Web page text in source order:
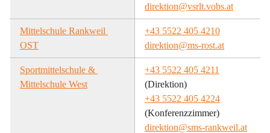
direktion@vsrlt.vobs.at
Mittelschule Rankweil
OST
+43 5522 405 4210
direktion@ms-rost.at
Sportmittelschule &
Mittelschule West
+43 5522 405 4211
(Direktion)
+43 5522 405 4224
(Konferenzzimmer)
direktion@sms-rankweil.at